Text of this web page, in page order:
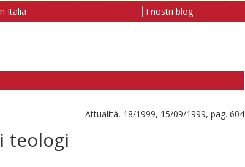
Italia I nostri blog
Attualità, 18/1999, 15/09/1999, pag. 604
teologi